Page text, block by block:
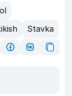
Stavka